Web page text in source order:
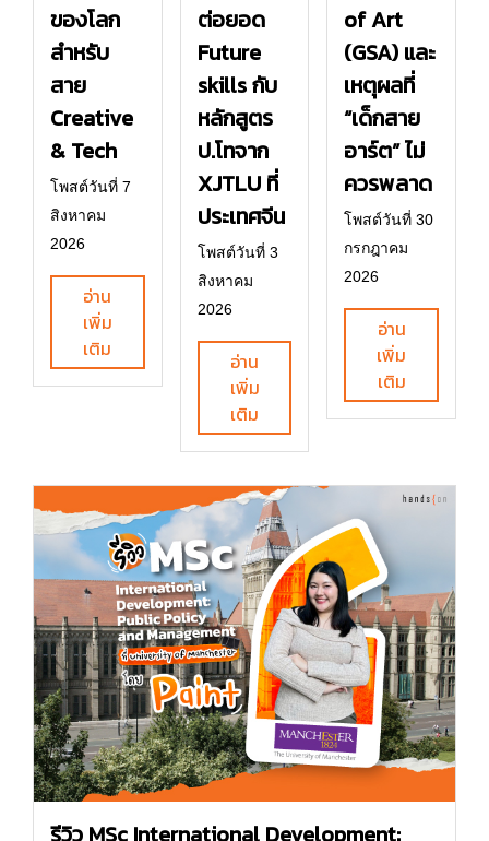
ของโลก
สำหรับ
สาย
Creative
& Tech
โพสต์วันที่ 7
สิงหาคม
2026
อ่าน
เพิ่ม
เติม
ต่อยอด
Future
skills กับ
หลักสูตร
ป.โทจาก
XJTLU ที่
ประเทศจีน
โพสต์วันที่ 3
สิงหาคม
2026
อ่าน
เพิ่ม
เติม
of Art
(GSA) และ
เหตุผลที่
“เด็กสาย
อาร์ต” ไม่
ควรพลาด
โพสต์วันที่ 30
กรกฎาคม
2026
อ่าน
เพิ่ม
เติม
รีวิว MSc International Development: